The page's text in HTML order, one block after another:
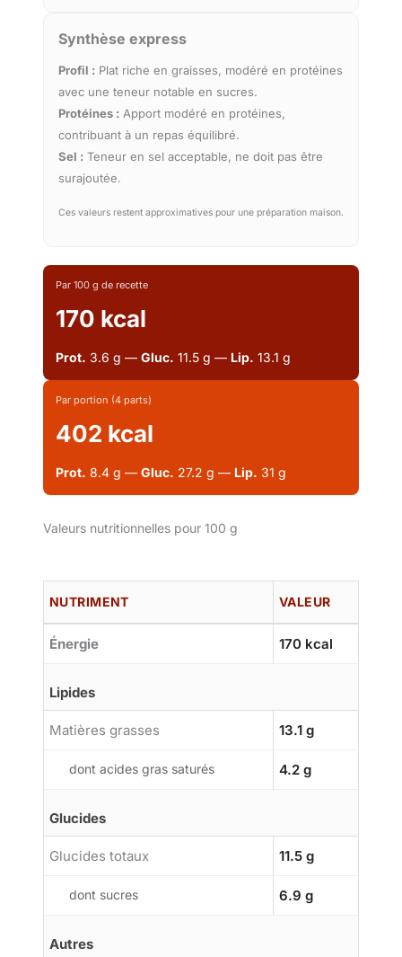
Synthèse express
Profil : Plat riche en graisses, modéré en protéines
avec une teneur notable en sucres.
Protéines : Apport modéré en protéines,
contribuant à un repas équilibré.
Sel : Teneur en sel acceptable, ne doit pas être
surajoutée.
Ces valeurs restent approximatives pour une préparation maison.
Par 100 g de recette
170 kcal
Prot. 3.6 g — Gluc. 11.5 g — Lip. 13.1 g
Par portion (4 parts)
402 kcal
Prot. 8.4 g — Gluc. 27.2 g — Lip. 31 g
Valeurs nutritionnelles pour 100 g
NUTRIMENT VALEUR
Énergie 170 kcal
Lipides
Matières grasses 13.1 g
dont acides gras saturés 4.2 g
Glucides
Glucides totaux 11.5 g
dont sucres 6.9 g
Autres